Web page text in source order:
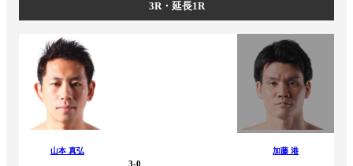
3R・延長1R
山本 真弘
3-0
加藤 港